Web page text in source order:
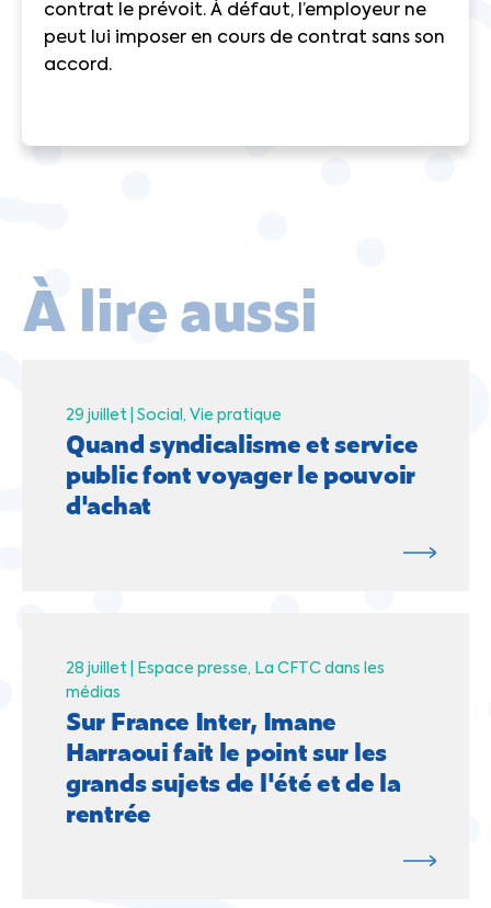
contrat le prévoit. À défaut, l’employeur ne
peut lui imposer en cours de contrat sans son
accord.
À lire aussi
29 juillet | Social Vie pratique
Quand syndicalisme et service
public font voyager le pouvoir
d'achat
28 juillet | Espace presse
La CFTC dans les
médias
Sur France Inter, Imane
Harraoui fait le point sur les
grands sujets de l'été et de la
rentrée